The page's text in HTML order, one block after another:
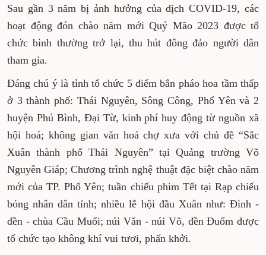
Sau gần 3 năm bị ảnh hưởng của dịch COVID-19, các
hoạt động đón chào năm mới Quý Mão 2023 được tổ
chức bình thường trở lại, thu hút đông đảo người dân
tham gia.
Đáng chú ý là tỉnh tổ chức 5 điểm bắn pháo hoa tầm thấp
ở 3 thành phố: Thái Nguyên, Sông Công, Phổ Yên và 2
huyện Phú Bình, Đại Từ, kinh phí huy động từ nguồn xã
hội hoá; không gian văn hoá chợ xưa với chủ đề “Sắc
Xuân thành phố Thái Nguyên” tại Quảng trường Võ
Nguyên Giáp; Chương trình nghệ thuật đặc biệt chào năm
mới của TP. Phổ Yên; tuần chiếu phim Tết tại Rạp chiếu
bóng nhân dân tỉnh; nhiều lễ hội đầu Xuân như: Đình -
đền - chùa Cầu Muối; núi Văn - núi Võ, đền Đuổm được
tổ chức tạo không khí vui tươi, phấn khởi.